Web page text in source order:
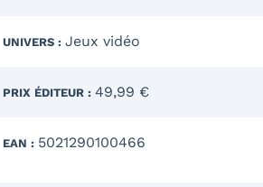
UNIVERS : Jeux vidéo
PRIX ÉDITEUR : 49,99 €
EAN : 5021290100466